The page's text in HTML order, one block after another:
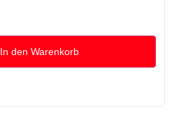
In den Warenkorb